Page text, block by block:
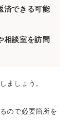
済できる可能
相談室を訪問
しましょう。
ので必要箇所を